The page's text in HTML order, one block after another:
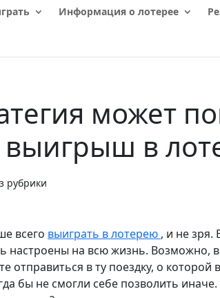
Информация о лотерее
может
в
рубрики
всего выиграть в лотерею , и не зря.
настроены на всю жизнь. Возможно,
отправиться в ту поездку, о которой
бы не смогли себе позволить